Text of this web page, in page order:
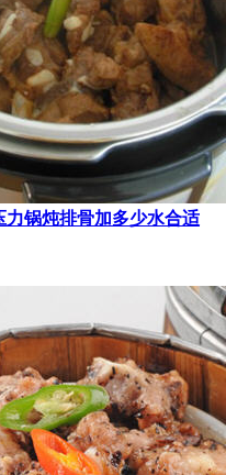
锅炖排骨加多少水合适